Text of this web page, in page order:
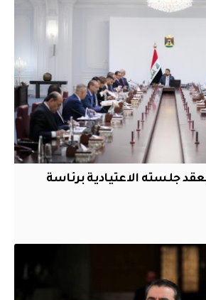
جلسته الاعتيادية برئاسة